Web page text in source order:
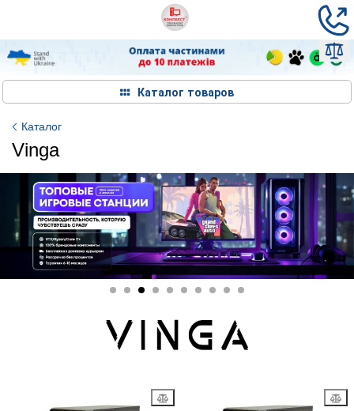
Каталог товаров
Каталог
Vinga